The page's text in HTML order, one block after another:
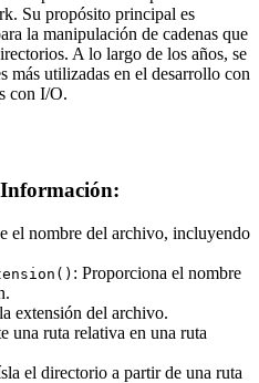
Su propósito principal es
la manipulación de cadenas que
A lo largo de los años, se
más utilizadas en el desarrollo con
con I/O.
el nombre del archivo, incluyendo
: Proporciona el nombre
extensión del archivo.
una ruta relativa en una ruta
el directorio a partir de una ruta